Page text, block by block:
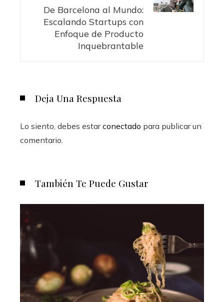
De Barcelona al Mundo:
Escalando Startups con
Enfoque de Producto
Inquebrantable
Deja Una Respuesta
Lo siento, debes estarconectado para publicar un
comentario.
También Te Puede Gustar